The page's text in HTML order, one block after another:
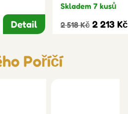
Detail
Skladem 7 kusů
2 518 Kč 2 213 Kč
Poříčí